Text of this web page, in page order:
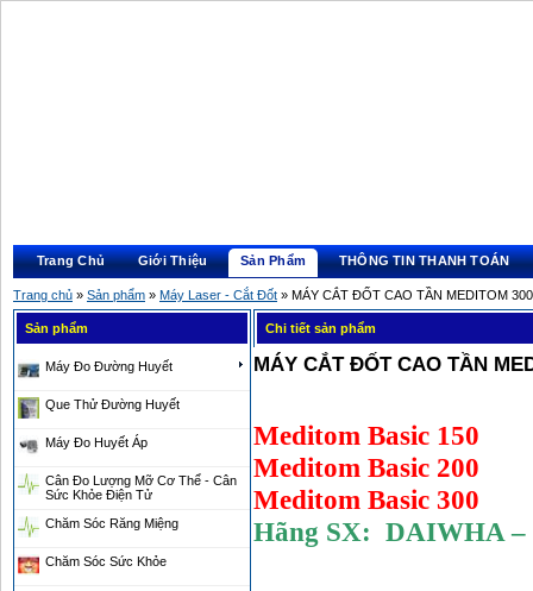
Trang Chủ Giới Thiệu Sản Phẩm THÔNG TIN THANH TOÁN
Trang chủ » Sản phẩm » Máy Laser - Cắt Đốt » MÁY CẮT ĐỐT CAO TẦN MEDITOM
Chi tiết sản phẩm
MÁY CẮT ĐỐT CAO TẦN
Meditom Basic 150
Meditom Basic 200
Meditom Basic 300
Hãng SX: DAIWHA –
Sản phẩm
Máy Đo Đường Huyết
Que Thử Đường Huyết
Máy Đo Huyết Áp
Cân Đo Lượng Mỡ Cơ Thể - Cân
Sức Khỏe Điện Tử
Chăm Sóc Răng Miệng
Chăm Sóc Sức Khỏe